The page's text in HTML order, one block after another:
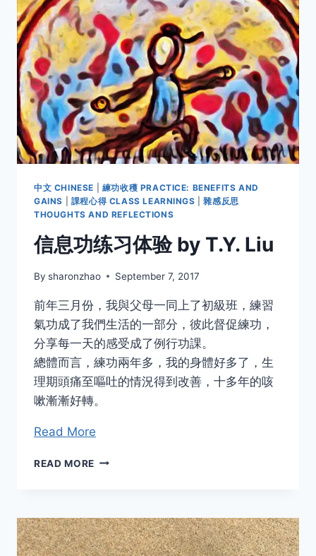
中文 CHINESE
練功收穫 PRACTICE: BENEFITS AND
GAINS
課程心得 CLASS LEARNINGS |雜感反思
THOUGHTS AND REFLECTIONS
信息功练习体验 by T.Y. Liu
By sharonzhao September 7, 2017
前年三月份，我與父母一同上了初級班，練習
氣功成了我們生活的一部分，彼此督促練功，
分享每一天的感受成了例行功課。
總體而言，練功兩年多，我的身體好多了，生
理期頭痛至嘔吐的情況得到改善，十多年的咳
嗽漸漸好轉。
Read More
READ MORE 信
习
体
验